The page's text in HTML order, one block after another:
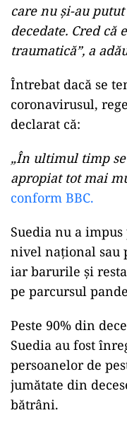
care nu și-au
decedate. Cred că
traumatică”, a
Întrebat dacă se
coronavirusul,
declarat că:
„În ultimul timp
apropiat tot mai
conform BBC.
Suedia nu a
nivel național sau
iar barurile și
pe parcursul
Peste 90% din
Suedia au fost
persoanelor de
jumătate din
bătrâni.